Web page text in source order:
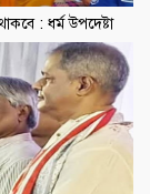
: ধর্ম উপদেষ্টা